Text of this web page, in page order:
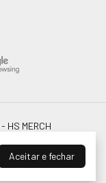
Aceitar e fechar
- HS MERCH